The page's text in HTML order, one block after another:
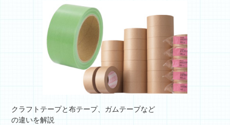
クラフトテープと布テープ、ガムテープなど
の違いを解説